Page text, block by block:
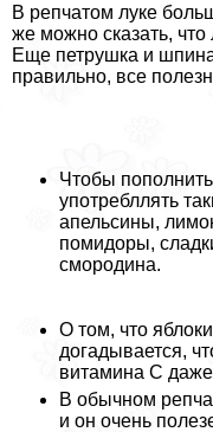
В репчатом луке
же можно сказать, что
Еще петрушка и
правильно, все
Чтобы
употрeбллять
апельсины,
помидоры,
смородина.
О том, что
догадывается,
витамина С
В обычном
и он очень